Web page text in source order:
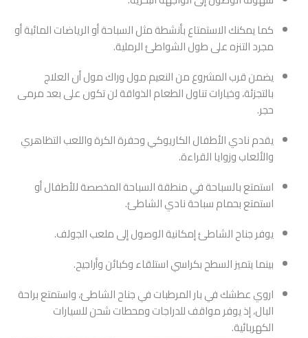
كما يمكنك الاستمتاع بأنشطة مثل السباحة أو الرياضات المائية أو
مجرد التنزه على طول الشواطئ الرملية.
يضمن قرب المشروع من النعيم مول وراك مول أن العلاج
بالتجزئة، وخيارات تناول الطعام الذواقة لن تكون على بعد مرمى
حجر.
يقدم نادي الأطفال الكاريوكي وحفرة الكرة واللعب التظاهري
والألعاب وزوايا القراءة.
استمتع بالسباحة في منطقة السباحة المخصصة للأطفال أو
استمتع بحمام سباحة نادي الشاطئ.
يوفر جناح الشاطئ إمكانية الوصول إلى ملعب الجولف.
بينما يتميز السطح بكراسي استلقاء وكبائن وأراجيح.
اروي عطشك في بار المرطبات في جناح الشاطئ، واستمتع براحة
البال، إذ يوفر مواقف للدراجات ومحطات شحن للسيارات
الكهربائية.